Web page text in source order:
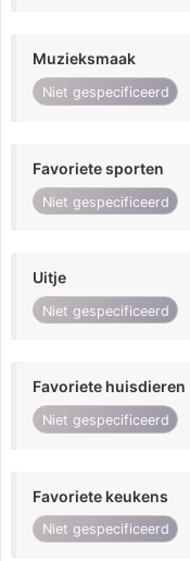
Muzieksmaak
Niet gespecificeerd
Favoriete sporten
Niet gespecificeerd
Uitje
Niet gespecificeerd
Favoriete huisdieren
Niet gespecificeerd
Favoriete keukens
Niet gespecificeerd